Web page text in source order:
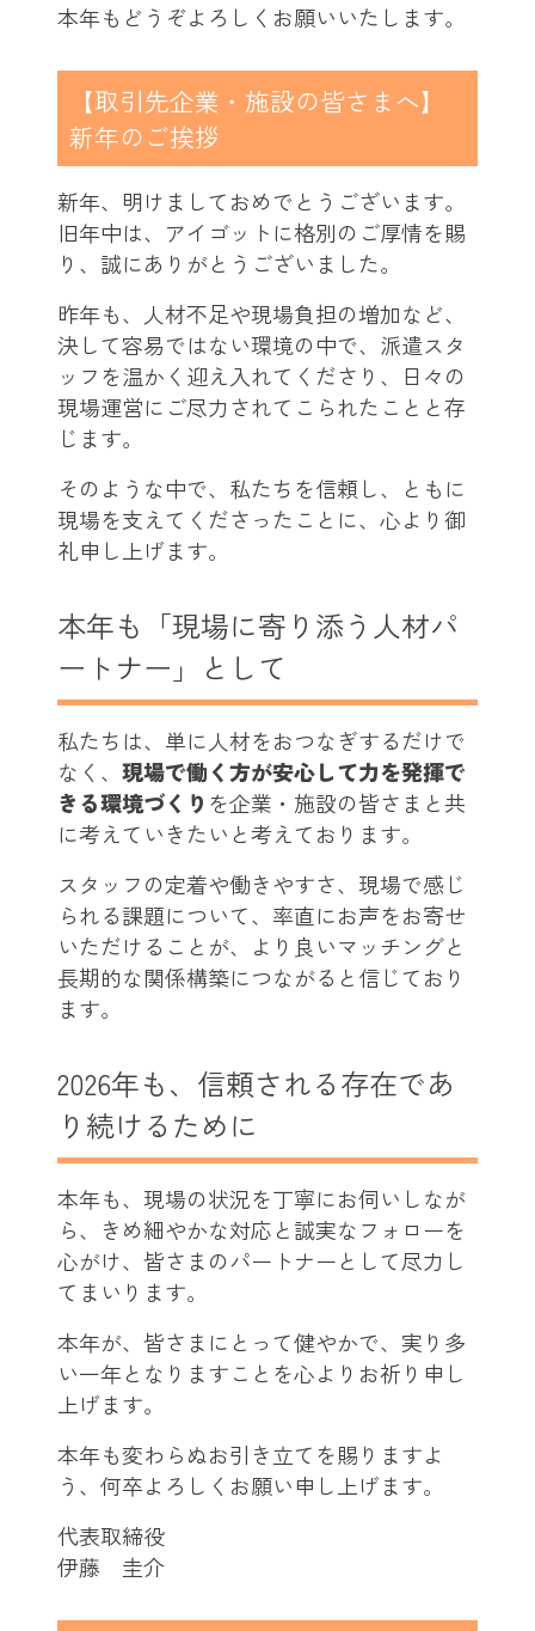
本年もどうぞよろしくお願いいたします。
【取引先企業・施設の皆さまへ】
新年のご挨拶
新年、明けましておめでとうございます。
旧年中は、アイゴットに格別のご厚情を賜
り、誠にありがとうございました。
昨年も、人材不足や現場負担の増加など、
決して容易ではない環境の中で、派遣スタ
ッフを温かく迎え入れてくださり、日々の
現場運営にご尽力されてこられたことと存
じます。
そのような中で、私たちを信頼し、ともに
現場を支えてくださったことに、心より御
礼申し上げます。
本年も「現場に寄り添う人材パ
ートナー」として
私たちは、単に人材をおつなぎするだけで
なく、 現場で働く方が安心して力を発揮で
きる環境づくり を企業・施設の皆さまと共
に考えていきたいと考えております。
スタッフの定着や働きやすさ、現場で感じ
られる課題について、率直にお声をお寄せ
いただけることが、より良いマッチングと
長期的な関係構築につながると信じており
ます。
2026年も、信頼される存在であ
り続けるために
本年も、現場の状況を丁寧にお伺いしなが
ら、きめ細やかな対応と誠実なフォローを
心がけ、皆さまのパートナーとして尽力し
てまいります。
本年が、皆さまにとって健やかで、実り多
い一年となりますことを心よりお祈り申し
上げます。
本年も変わらぬお引き立てを賜りますよ
う、何卒よろしくお願い申し上げます。
代表取締役
伊藤 圭介